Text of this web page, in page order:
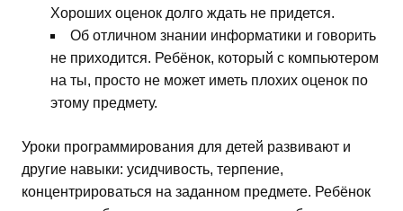
Хороших оценок долго ждать не придется.
Об отличном знании информатики и говорить
не приходится. Ребёнок, который с компьютером
на ты, просто не может иметь плохих оценок по
этому предмету.
Уроки программирования для детей развивают и
другие навыки: усидчивость, терпение,
концентрироваться на заданном предмете. Ребёнок